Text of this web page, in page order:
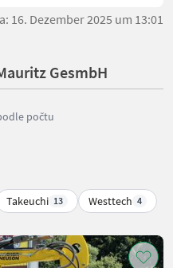
16. Dezember 2025 um 13:01
GesmbH
počtu
Takeuchi 13 Westtech 4